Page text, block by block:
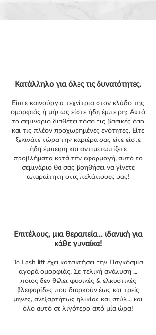
Κατάλληλο για όλες τις δυνατότητες.
Είστε καινούργια τεχνίτρια στον κλάδο της
ομορφιάς ή μήπως είστε ήδη έμπειρη; Αυτό
το σεμινάριο διαθέτει τόσο τις βασικές όσο
και τις πλέον προχωρημένες ενότητες. Είτε
ξεκινάτε τώρα την καριέρα σας είτε είστε
ήδη έμπειρη και αντιμετωπίζετε
προβλήματα κατά την εφαρμογή, αυτό το
σεμινάριο θα σας βοηθήσει να γίνετε
απαραίτητη στις πελάτισσες σας!
Επιτέλους, μια θεραπεία... ιδανική για
κάθε γυναίκα!
Το Lash lift έχει κατακτήσει την Παγκόσμια
αγορά ομορφιάς. Σε τελική ανάλυση ...
ποιος δεν θέλει φυσικές & ελκυστικές
βλεφαρίδες που διαρκούν έως και τρείς
μήνες, ανεξαρτήτως ηλικίας και στύλ... και
όλο αυτό σε λιγότερο από μία ώρα!